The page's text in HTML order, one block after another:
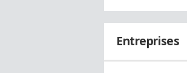
Entreprises